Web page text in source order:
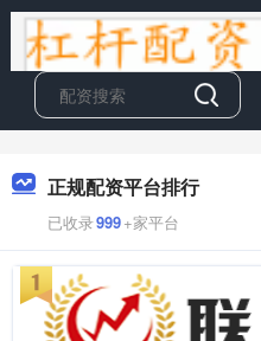
正规配资平台排行
已收录999+家平台